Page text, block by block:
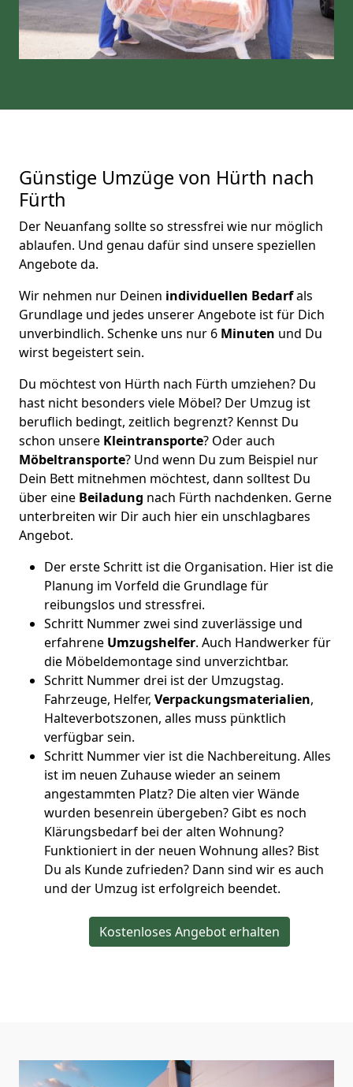
Günstige Umzüge von Hürth nach
Fürth
Der Neuanfang sollte so stressfrei wie nur möglich
ablaufen. Und genau dafür sind unsere speziellen
Angebote da.
Wir nehmen nur Deinen individuellen Bedarfals
Grundlage und jedes unserer Angebote ist für Dich
unverbindlich. Schenke uns nur 6 Minuten und Du
wirst begeistert sein.
Du möchtest von Hürth nach Fürth umziehen? Du
hast nicht besonders viele Möbel? Der Umzug ist
beruflich bedingt, zeitlich begrenzt? Kennst Du
schon unsere Kleintransporte? Oder auch
Möbeltransporte? Und wenn Du zum Beispiel nur
Dein Bett mitnehmen möchtest, dann solltest Du
über eine Beiladung nach Fürth nachdenken. Gerne
unterbreiten wir Dir auch hier ein unschlagbares
Angebot.
Der erste Schritt ist die Organisation. Hier ist die
Planung im Vorfeld die Grundlage für
reibungslos und stressfrei.
Schritt Nummer zwei sind zuverlässige und
erfahrene Umzugshelfer. Auch Handwerker für
die Möbeldemontage sind unverzichtbar.
Schritt Nummer drei ist der Umzugstag.
Fahrzeuge, Helfer, Verpackungsmaterialien,
Halteverbotszonen, alles muss pünktlich
verfügbar sein.
Schritt Nummer vier ist die Nachbereitung. Alles
ist im neuen Zuhause wieder an seinem
angestammten Platz? Die alten vier Wände
wurden besenrein übergeben? Gibt es noch
Klärungsbedarf bei der alten Wohnung?
Funktioniert in der neuen Wohnung alles? Bist
Du als Kunde zufrieden? Dann sind wir es auch
und der Umzug ist erfolgreich beendet.
Kostenloses Angebot erhalten